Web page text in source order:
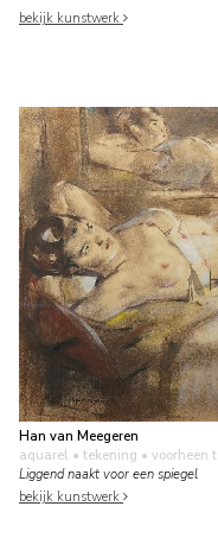
bekijk kunstwerk
Han van Meegeren
aquarel • tekening • voorheen
Liggend naakt voor een spiegel
bekijk kunstwerk